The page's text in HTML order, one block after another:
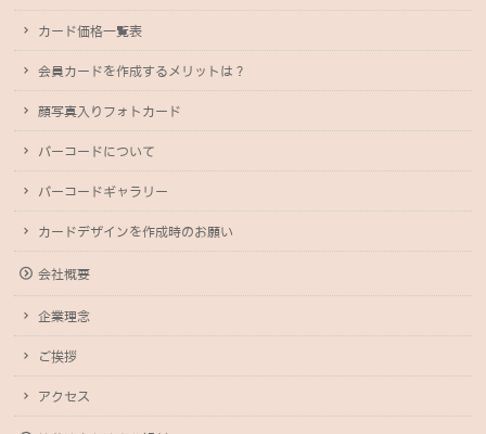
カード価格一覧表
会員カードを作成するメリットは？
顔写真入りフォトカード
バーコードについて
バーコードギャラリー
カードデザインを作成時のお願い
会社概要
企業理念
ご挨拶
アクセス